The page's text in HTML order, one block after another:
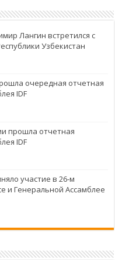
Лангин встретился с
Узбекистан
очередная отчетная
IDF
прошла отчетная
IDF
участие в 26-м
и Генеральной Ассамблее